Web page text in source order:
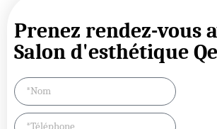
Prenez rendez-vous
Salon d'esthétique